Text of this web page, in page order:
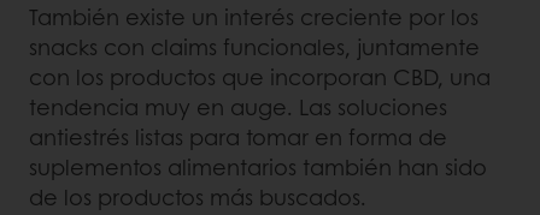
También existe un interés creciente por los
snacks con claims funcionales, juntamente
con los productos que incorporan CBD, una
tendencia muy en auge. Las soluciones
antiestrés listas para tomar en forma de
suplementos alimentarios también han sido
de los productos más buscados.